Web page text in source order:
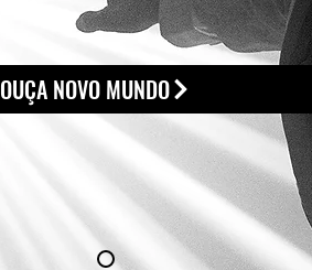
OUÇA NOVO MUNDO